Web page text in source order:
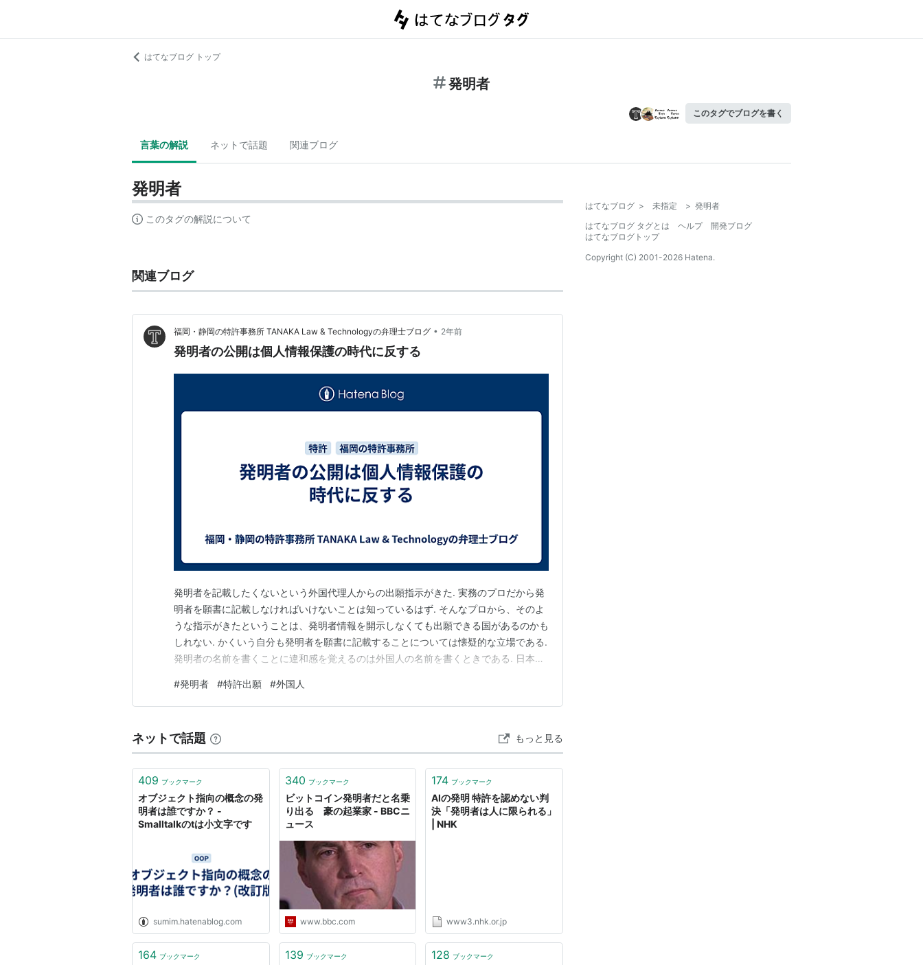
はてなブログ トップ
発明者
このタグでブログを書く
言葉の解説 ネットで話題 関連ブログ
発明者
このタグの解説について
関連ブログ
福岡・静岡の特許事務所 TANAKA Law & Technologyの弁理士ブログ • 2年前
発明者の公開は個人情報保護の時代に反する
発明者を記載したくないという外国代理人からの出願指示がきた. 実務のプロだから発
明者を願書に記載しなければいけないことは知っているはず. そんなプロから、そのよ
うな指示がきたということは、発明者情報を開示しなくても出願できる国があるのかも
しれない. かくいう自分も発明者を願書に記載することについては懐疑的な立場である.
発明者の名前を書くことに違和感を覚えるのは外国人の名前を書くときである. 日本の
くのであるが、これが一義的に決められない. アルファベットを単に英語読みしてカタ
カナに変換する人もいれば、現地の発音をカ…
#発明者 #特許出願 #外国人
ネットで話題 もっと見る
409 ブックマーク
オブジェクト指向の概念の発
明者は誰ですか？ -
Smalltalkのtは小文字です
sumim.hatenablog.com
340 ブックマーク
ビットコイン発明者だと名乗
り出る 豪の起業家 - BBCニ
ュース
www.bbc.com
174 ブックマーク
AIの発明 特許を認めない判
決「発明者は人に限られる」
| NHK
www3.nhk.or.jp
164 ブックマーク 139 ブックマーク 128 ブックマーク
はてなブログ > 未指定 > 発明者
はてなブログ タグとは
ヘルプ
開発ブログ
はてなブログトップ
Copyright (C) 2001-2026 Hatena.